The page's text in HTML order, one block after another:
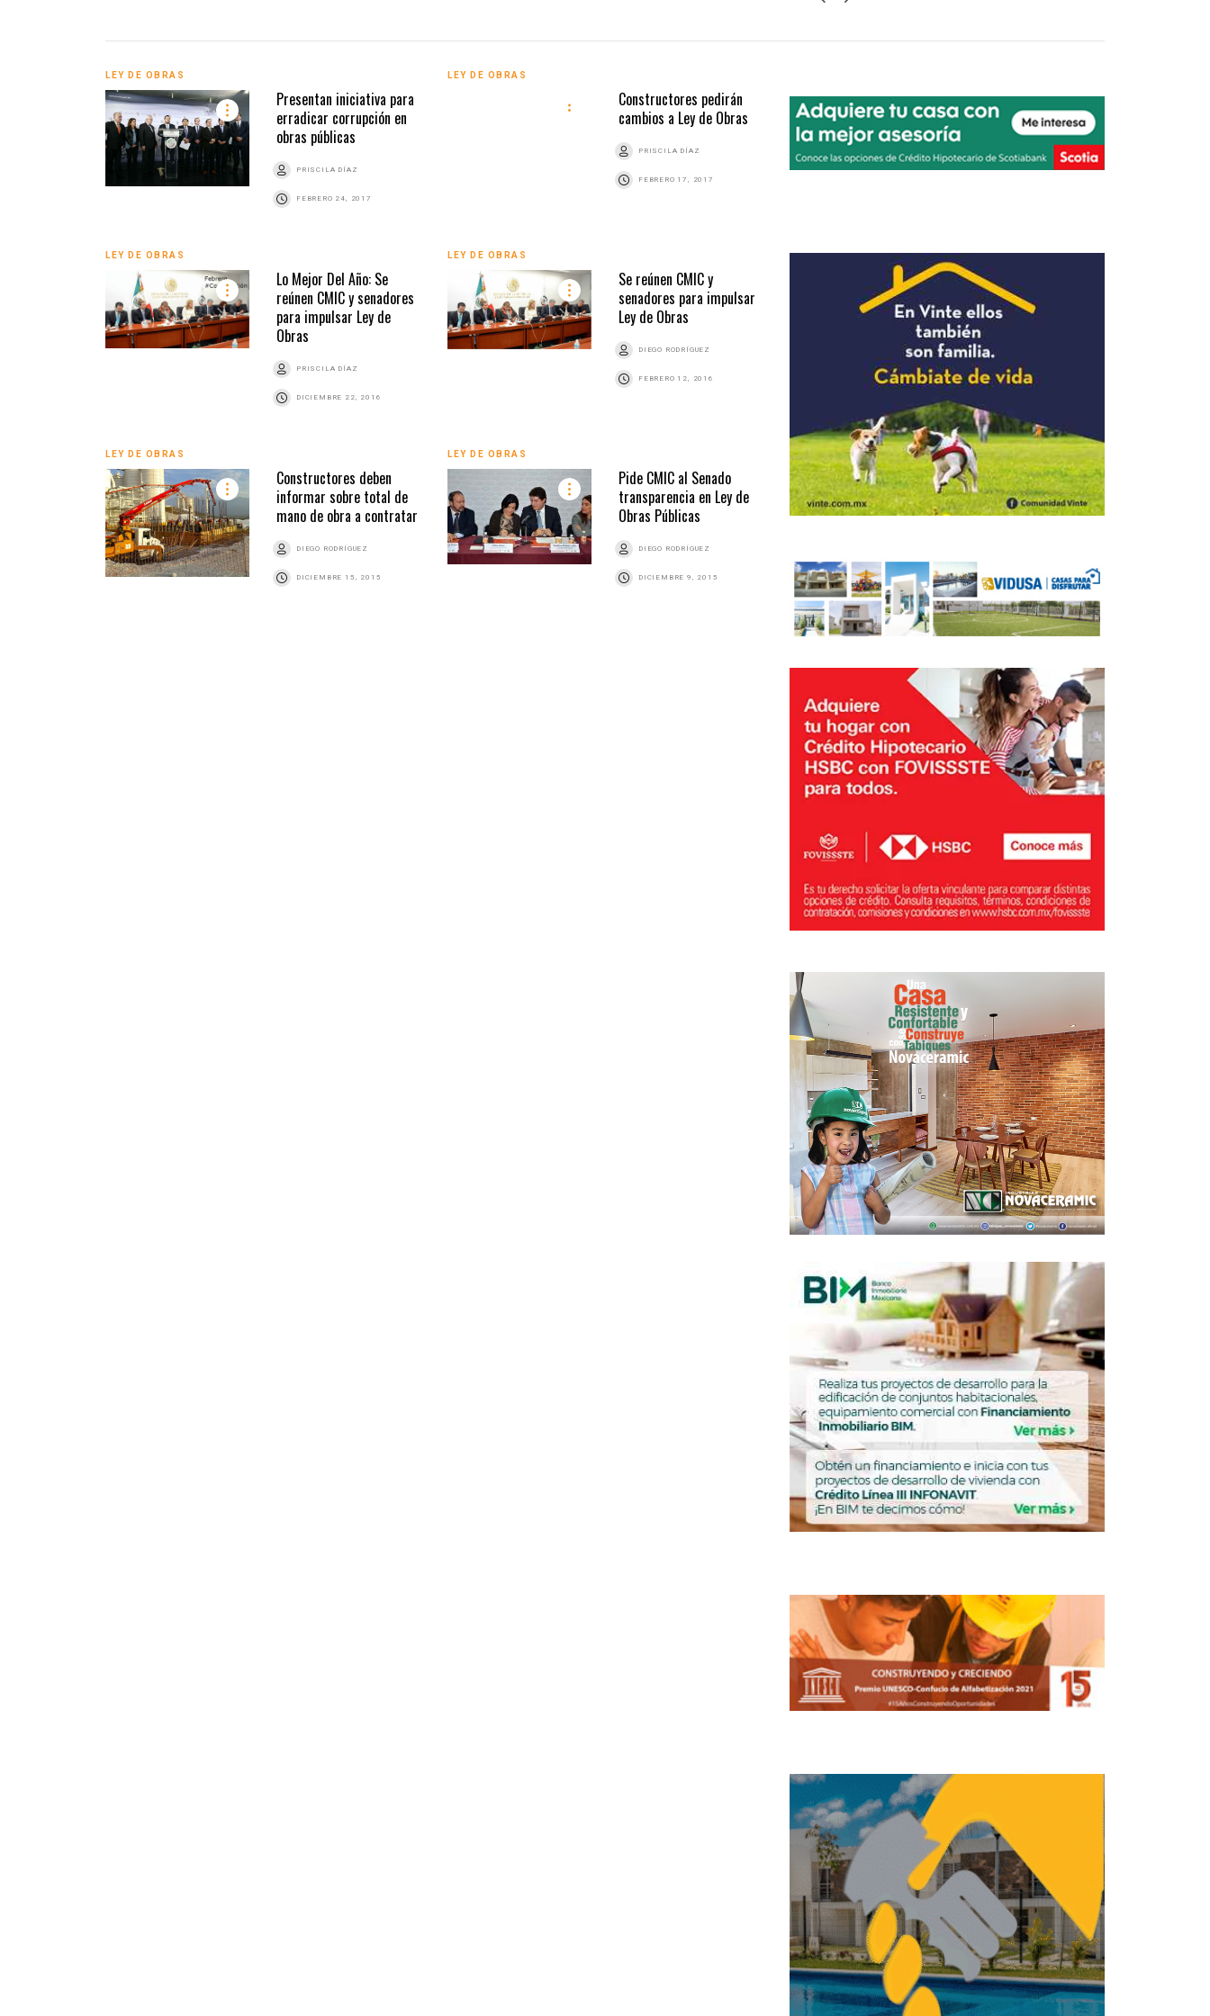
LEY DE OBRAS
Presentan iniciativa para
erradicar corrupción en
obras públicas
PRISCILA DÍAZ
FEBRERO 24, 2017
LEY DE OBRAS
Constructores pedirán
cambios a Ley de Obras
PRISCILA DÍAZ
FEBRERO 17, 2017
LEY DE OBRAS
Lo Mejor Del Año: Se
reúnen CMIC y senadores
para impulsar Ley de
Obras
PRISCILA DÍAZ
DICIEMBRE 22, 2016
LEY DE OBRAS
Se reúnen CMIC y
senadores para impulsar
Ley de Obras
DIEGO RODRÍGUEZ
FEBRERO 12, 2016
LEY DE OBRAS
Constructores deben
informar sobre total de
mano de obra a contratar
DIEGO RODRÍGUEZ
DICIEMBRE 15, 2015
LEY DE OBRAS
Pide CMIC al Senado
transparencia en Ley de
Obras Públicas
DIEGO RODRÍGUEZ
DICIEMBRE 9, 2015